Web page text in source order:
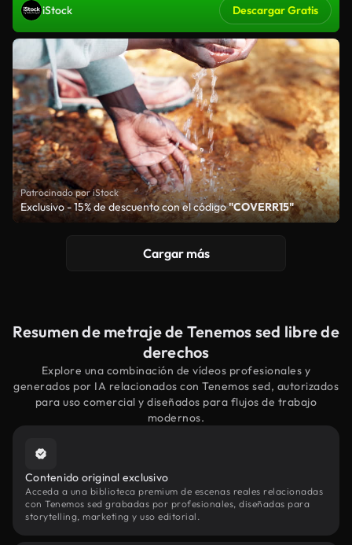
iStock Descargar Gratis
Patrocinado por iStock
Exclusivo - 15% de descuento con el código"COVERR15"
Cargar más
Resumen de metraje de Tenemos sed libre de
derechos
Explore una combinación de vídeos profesionales y
generados por IA relacionados con Tenemos sed, autorizados
para uso comercial y diseñados para flujos de trabajo
modernos.
Contenido original exclusivo
Acceda a una biblioteca premium de escenas reales relacionadas
con Tenemos sed grabadas por profesionales, diseñadas para
storytelling, marketing y uso editorial.